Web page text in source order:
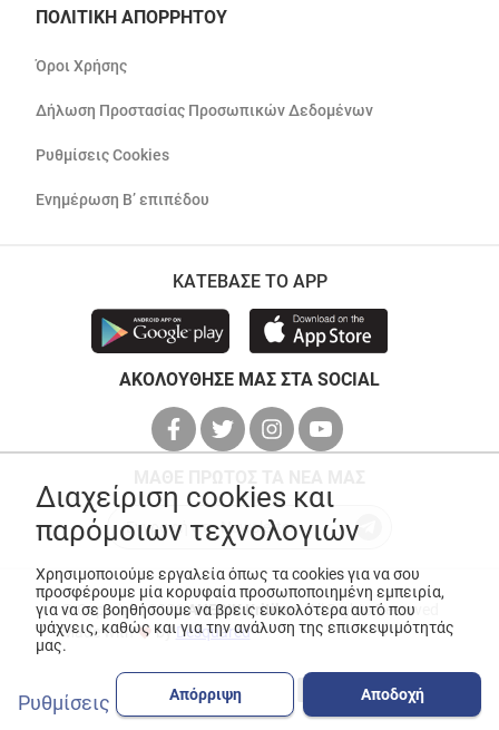
ΠΟΛΙΤΙΚΗ ΑΠΟΡΡΗΤΟΥ
Όροι Χρήσης
Δήλωση Προστασίας Προσωπικών Δεδομένων
Ρυθμίσεις Cookies
Ενημέρωση Β’ επιπέδου
ΚΑΤΕΒΑΣΕ ΤΟ APP
ΑΚΟΛΟΥΘΗΣΕ ΜΑΣ ΣΤΑ SOCIAL
© Copyright 2026ANEDIK Kritikos. All Rights Reserved
Made with
byDesquared
Διαχείριση cookies και
παρόμοιων τεχνολογιών
Χρησιμοποιούμε εργαλεία όπως τα cookies για να σου
προσφέρουμε μία κορυφαία προσωποποιημένη εμπειρία,
για να σε βοηθήσουμε να βρεις ευκολότερα αυτό που
ψάχνεις, καθώς και για την ανάλυση της επισκεψιμότητάς
μας.
Ρυθμίσεις Απόρριψη Αποδοχή